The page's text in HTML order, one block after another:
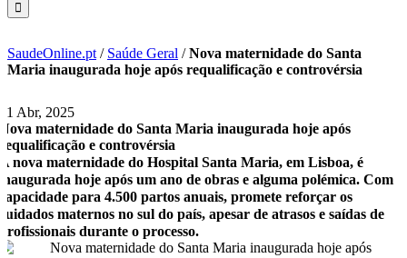
SaudeOnline.pt / Saúde Geral /Nova maternidade do Santa
Maria inaugurada hoje após requalificação e controvérsia
21 Abr, 2025
Nova maternidade do Santa Maria inaugurada hoje após
requalificação e controvérsia
A nova maternidade do Hospital Santa Maria, em Lisboa, é
inaugurada hoje após um ano de obras e alguma polémica. Com
capacidade para 4.500 partos anuais, promete reforçar os
cuidados maternos no sul do país, apesar de atrasos e saídas de
profissionais durante o processo.